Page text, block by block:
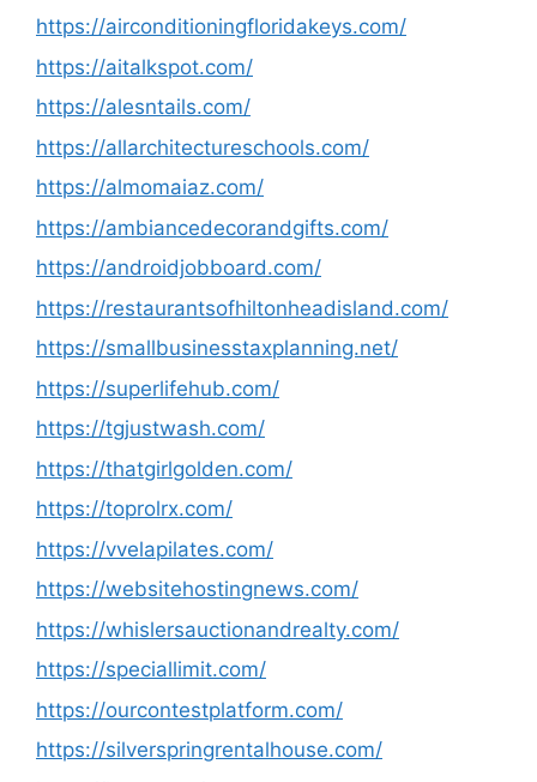
https://airconditioningfloridakeys.com/
https://aitalkspot.com/
https://alesntails.com/
https://allarchitectureschools.com/
https://almomaiaz.com/
https://ambiancedecorandgifts.com/
https://androidjobboard.com/
https://restaurantsofhiltonheadisland.com/
https://smallbusinesstaxplanning.net/
https://superlifehub.com/
https://tgjustwash.com/
https://thatgirlgolden.com/
https://toprolrx.com/
https://vvelapilates.com/
https://websitehostingnews.com/
https://whislersauctionandrealty.com/
https://speciallimit.com/
https://ourcontestplatform.com/
https://silverspringrentalhouse.com/